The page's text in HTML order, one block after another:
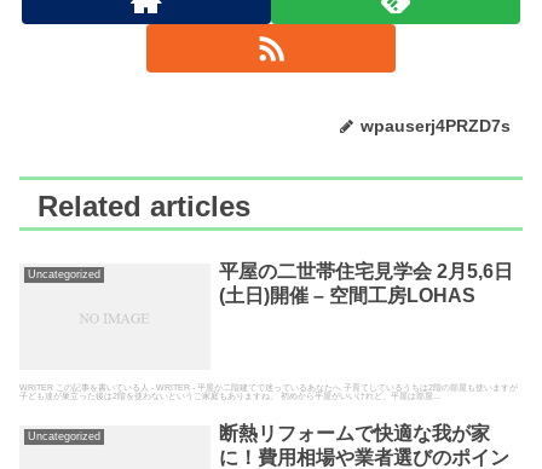
wpauserj4PRZD7s
Related articles
Uncategorized
平屋の二世帯住宅見学会 2月5,6日
(土日)開催 – 空間工房LOHAS
WRITER この記事を書いている人 - WRITER - 平屋か二階建てで迷っているあなたへ 子育てしているうちは2階の部屋も使いますが
子ども達が巣立った後は2階を使わないというご家庭もありますね。 初めから平屋がいいけれど、平屋は部屋...
Uncategorized
断熱リフォームで快適な我が家
に！費用相場や業者選びのポイン